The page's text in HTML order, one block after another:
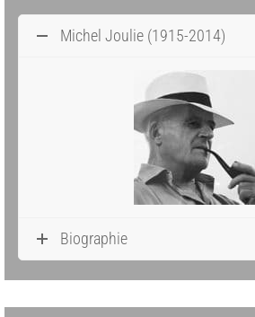
Michel Joulie (1915-2014)
Biographie